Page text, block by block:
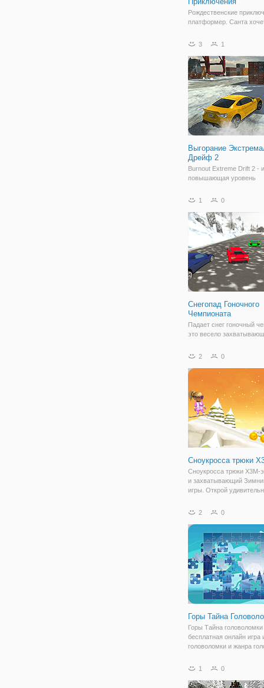
Рождественские
платформер. Санта
от нас. Но есть много
человека, снежный
пингвины и ловушки.
Санта собирать
3 1
Выгорание
Дрейф 2
Burnout Extreme Drift 2 -
повышающая уровень
количеством ударов.
выполняя невероятные
Гоняйте на своем
против высококлассного
1 0
Снегопад Гоночного
Чемпионата
Падает снег гоночный
это весело
самых свирепых и
времен, чтобы стать
падает снег
2 0
Сноукросса трюки
Сноукросса трюки X3M-
и захватывающий
игры. Открой
Гонки в увлекательных
поражение ваших
режиме
2 0
Горы Тайна
Горы Тайна головоломки
бесплатная онлайн игра
головоломки и жанра
картинок, а затем
средний с 49 штук и
1 0